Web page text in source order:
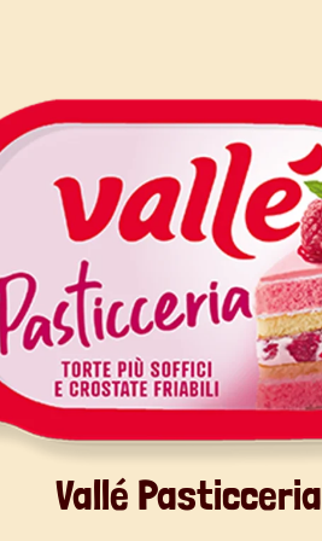
Vallé Pasticceria